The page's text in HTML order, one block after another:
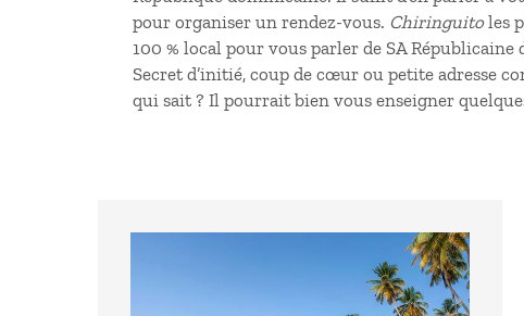
pour organiser un rendez-vous. Chiringuitoles
100 % local pour vous parler de SA
Secret d’initié, coup de cœur ou petite adresse
qui sait ? Il pourrait bien vous enseigner